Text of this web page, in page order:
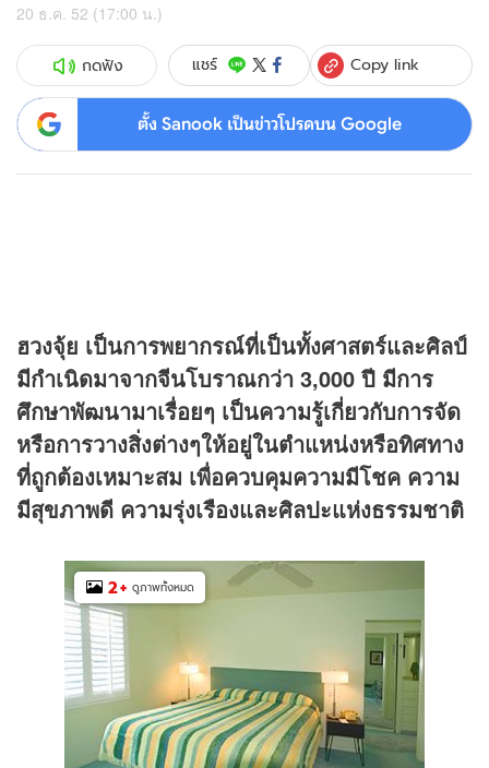
20 ธ.ค. 52 (17:00 น.)
กดฟัง แชร์ Copy link
ตั้ง Sanook เป็นข่าวโปรดบน Google
ฮวงจุ้ย เป็นการพยากรณ์ที่เป็นทั้งศาสตร์และศิลป์
มีกำเนิดมาจากจีนโบราณกว่า 3,000 ปี มีการ
ศึกษาพัฒนามาเรื่อยๆ เป็นความรู้เกี่ยวกับการจัด
หรือการวางสิ่งต่างๆให้อยู่ในตำแหน่งหรือทิศทาง
ที่ถูกต้องเหมาะสม เพื่อควบคุมความมีโชค ความ
มีสุขภาพดี ความรุ่งเรืองและศิลปะแห่งธรรมชาติ
2+ ดูภาพทั้งหมด